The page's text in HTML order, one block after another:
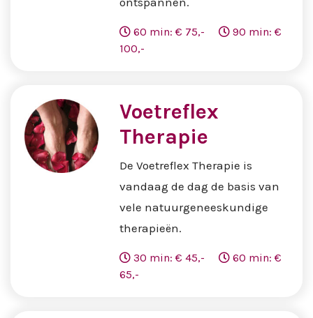
60 min: € 75,-
90 min: €
100,-
Voetreflex
Therapie
De Voetreflex Therapie is
vandaag de dag de basis van
vele natuurgeneeskundige
therapieën.
30 min: € 45,-
60 min: €
65,-